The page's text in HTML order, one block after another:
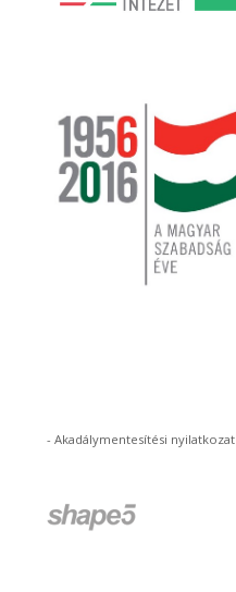
-Akadálymentesítési nyilatkozat